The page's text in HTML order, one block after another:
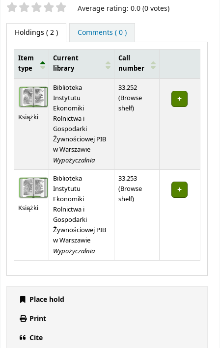
Star ratings Average rating: 0.0 (0 votes)
Holdings ( 2 ) Comments ( 0 )
Item
type
Current
library
Call
number
Książki
Biblioteka
Instytutu
Ekonomiki
Rolnictwa i
Gospodarki
Żywnościowej PIB
w Warszawie
Wypożyczalnia
33.252
(Browse
shelf(Opens below)
)
Książki
Biblioteka
Instytutu
Ekonomiki
Rolnictwa i
Gospodarki
Żywnościowej PIB
w Warszawie
Wypożyczalnia
33.253
(Browse
shelf(Opens below)
)
Place hold
Print
Cite